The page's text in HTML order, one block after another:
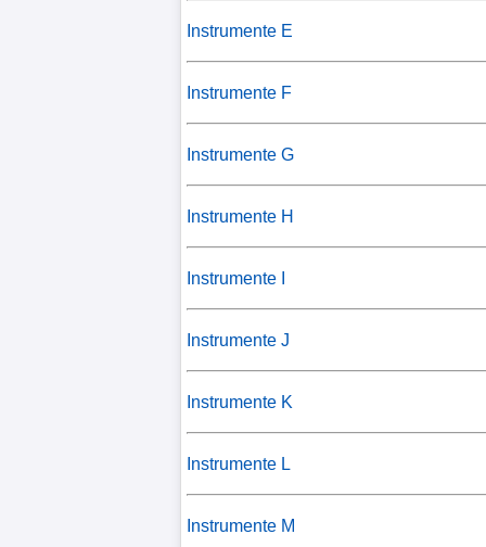
Instrumente E
Instrumente F
Instrumente G
Instrumente H
Instrumente I
Instrumente J
Instrumente K
Instrumente L
Instrumente M